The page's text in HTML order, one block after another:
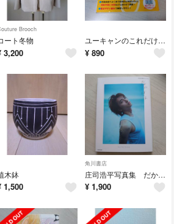
Brooch
ート冬物
3,200
ユーキャンのこれだけ！実用手話辞典
¥ 890
木鉢
1,500
角川書店
庄司浩平写真集 だから、ぼくは
¥ 1,900